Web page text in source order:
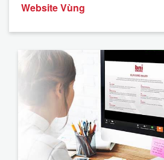
Website Vùng